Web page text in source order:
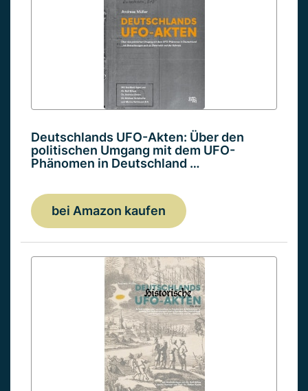
Deutschlands UFO-Akten: Über den
politischen Umgang mit dem UFO-
Phänomen in Deutschland …
bei Amazon kaufen